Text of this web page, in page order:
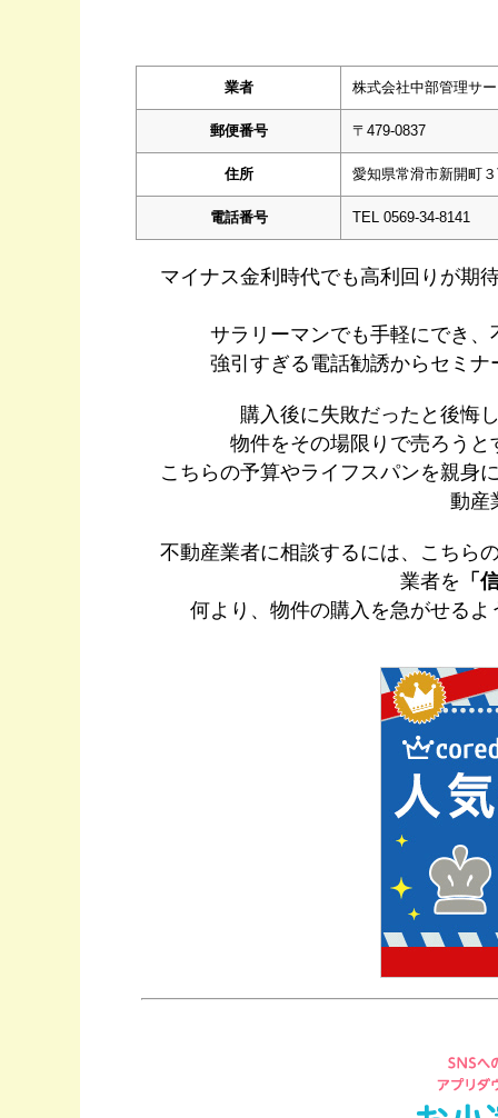
業者 株式会社中部管理サ
郵便番号 〒479-0837
住所 愛知県常滑市新開町
電話番号 TEL 0569-34-8141
マイナス金利時代でも高利回りが期
サラリーマンでも手軽にでき
強引すぎる電話勧誘からセミ
購入後に失敗だったと後悔
物件をその場限りで売ろうと
こちらの予算やライフスパンを親身
動産
不動産業者に相談するには、こちら
業者を 「
何より、物件の購入を急がせる